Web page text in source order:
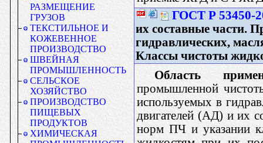
РАЗМЕЩЕНИЕ
ГРУЗОВ
ТЕКСТИЛЬНОЕ И
КОЖЕВЕННОЕ
ПРОИЗВОДСТВО
ШВЕЙНАЯ
ПРОМЫШЛЕННОСТЬ
СЕЛЬСКОЕ
ХОЗЯЙСТВО
ПРОИЗВОДСТВО
ПИЩЕВЫХ
ПРОДУКТОВ
ХИМИЧЕСКАЯ
ГОСТ Р 53450-
их составные части.
гидравлических,
Классы чистоты
Область
промышленной
используемых в
двигателей (АД) и их
норм ПЧ и указании